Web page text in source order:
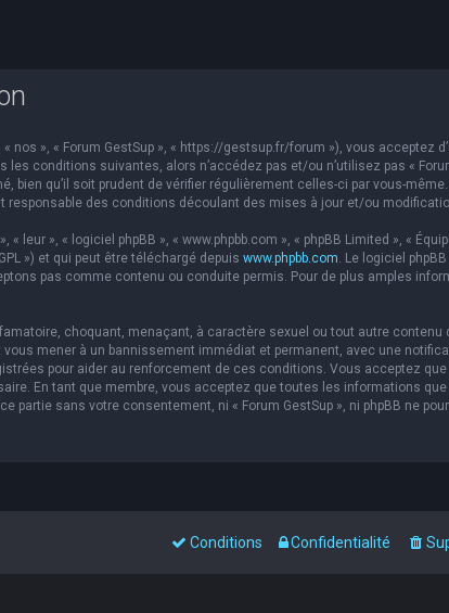
nos », « Forum GestSup », « https://gestsup.fr/forum »), vous acceptez
conditions suivantes, alors n’accédez pas et/ou n’utilisez pas «
qu’il soit prudent de vérifier régulièrement celles-ci par vous-
des conditions découlant des mises à jour et/ou
leur », « logiciel phpBB », « www.phpbb.com », « phpBB Limited », «
») et qui peut être téléchargé depuis www.phpbb.com. Le logiciel
pas comme contenu ou conduite permis. Pour de plus amples
choquant, menaçant, à caractère sexuel ou tout autre
mener à un bannissement immédiat et permanent, avec une
pour aider au renforcement de ces conditions. Vous acceptez que
En tant que membre, vous acceptez que toutes les informations
sans votre consentement, ni « Forum GestSup », ni phpBB ne
Confidentialité
Conditions